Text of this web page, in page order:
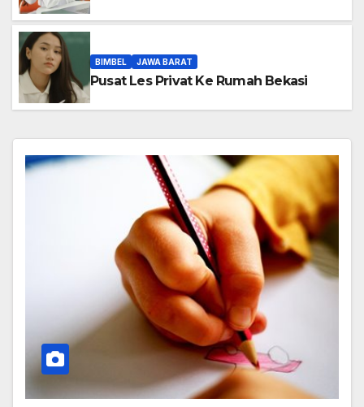
BIMBEL JAWA BARAT
Pusat Les Privat Ke Rumah Bekasi